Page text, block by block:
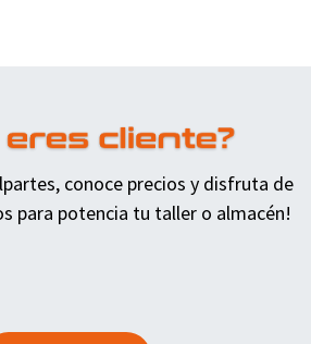
conoce precios y disfruta de
para potencia tu taller o almacén!